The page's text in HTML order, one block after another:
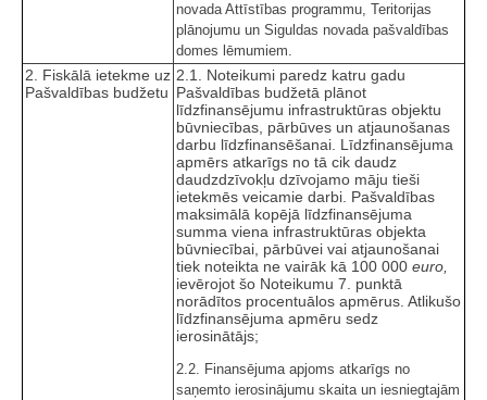
novada Attīstības programmu, Teritorijas
plānojumu un Siguldas novada pašvaldības
domes lēmumiem.
2. Fiskālā ietekme uz
Pašvaldības budžetu
2.1. Noteikumi paredz katru gadu
Pašvaldības budžetā plānot
līdzfinansējumu infrastruktūras objektu
būvniecības, pārbūves un atjaunošanas
darbu līdzfinansēšanai. Līdzfinansējuma
apmērs atkarīgs no tā cik daudz
daudzdzīvokļu dzīvojamo māju tieši
ietekmēs veicamie darbi. Pašvaldības
maksimālā kopējā līdzfinansējuma
summa viena infrastruktūras objekta
būvniecībai, pārbūvei vai atjaunošanai
tiek noteikta ne vairāk kā 100 000 euro,
ievērojot šo Noteikumu 7. punktā
norādītos procentuālos apmērus. Atlikušo
līdzfinansējuma apmēru sedz
ierosinātājs;
2.2. Finansējuma apjoms atkarīgs no
saņemto ierosinājumu skaita un iesniegtajām